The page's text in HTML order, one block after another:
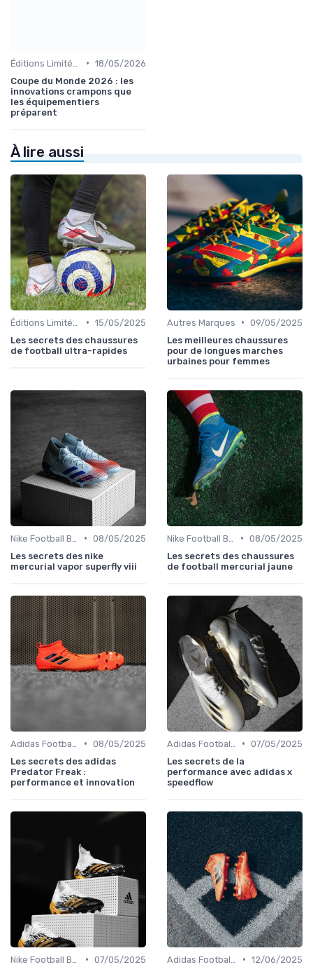
• 18/05/2026
Coupe du Monde 2026 : les
innovations crampons que
les équipementiers
préparent
À lire aussi
• 15/05/2025
Les secrets des chaussures
de football ultra-rapides
Autres Marques • 09/05/2025
Les meilleures chaussures
pour de longues marches
urbaines pour femmes
• 08/05/2025
Les secrets des nike
mercurial vapor superfly viii
• 08/05/2025
Les secrets des chaussures
de football mercurial jaune
• 08/05/2025
Les secrets des adidas
Predator Freak :
performance et innovation
• 07/05/2025
Les secrets de la
performance avec adidas x
speedflow
• 07/05/2025
• 12/06/2025